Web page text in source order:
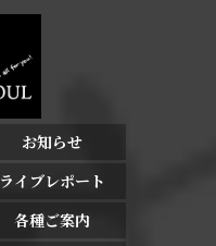
お知らせ
ライブレポート
各種ご案内